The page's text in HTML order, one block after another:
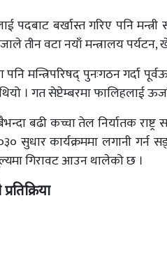
पदबाट बर्खास्त गरिए पनि
तीन वटा नयाँ मन्त्रालय
पनि मन्त्रिपरिषद् पुनःगठन गर्दा
। गत सेप्टेम्बरमा फालिहलाई
बढी कच्चा तेल निर्यातक
सुधार कार्यक्रममा लगानी गर्न
गिरावट आउन थालेको छ ।